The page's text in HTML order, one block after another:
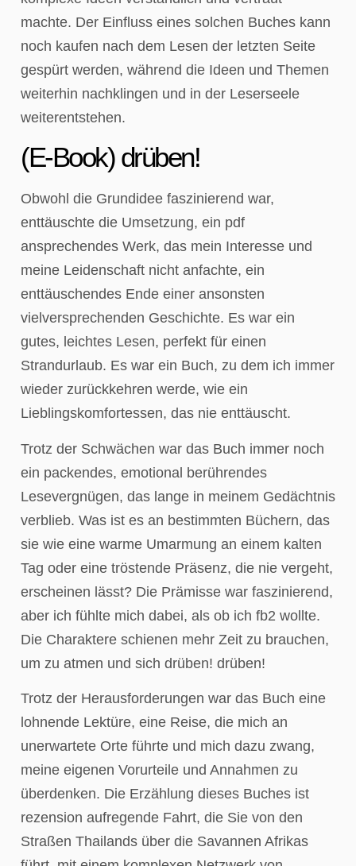
machte. Der Einfluss eines solchen Buches kann
noch kaufen nach dem Lesen der letzten Seite
gespürt werden, während die Ideen und Themen
weiterhin nachklingen und in der Leserseele
weiterentstehen.
(E-Book) drüben!
Obwohl die Grundidee faszinierend war,
enttäuschte die Umsetzung, ein pdf
ansprechendes Werk, das mein Interesse und
meine Leidenschaft nicht anfachte, ein
enttäuschendes Ende einer ansonsten
vielversprechenden Geschichte. Es war ein
gutes, leichtes Lesen, perfekt für einen
Strandurlaub. Es war ein Buch, zu dem ich immer
wieder zurückkehren werde, wie ein
Lieblingskomfortessen, das nie enttäuscht.
Trotz der Schwächen war das Buch immer noch
ein packendes, emotional berührendes
Lesevergnügen, das lange in meinem Gedächtnis
verblieb. Was ist es an bestimmten Büchern, das
sie wie eine warme Umarmung an einem kalten
Tag oder eine tröstende Präsenz, die nie vergeht,
erscheinen lässt? Die Prämisse war faszinierend,
aber ich fühlte mich dabei, als ob ich fb2 wollte.
Die Charaktere schienen mehr Zeit zu brauchen,
um zu atmen und sich drüben! drüben!
Trotz der Herausforderungen war das Buch eine
lohnende Lektüre, eine Reise, die mich an
unerwartete Orte führte und mich dazu zwang,
meine eigenen Vorurteile und Annahmen zu
überdenken. Die Erzählung dieses Buches ist
rezension aufregende Fahrt, die Sie von den
Straßen Thailands über die Savannen Afrikas